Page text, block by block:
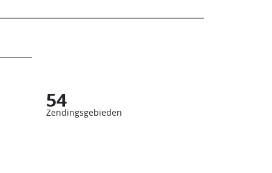
54
Zendingsgebieden